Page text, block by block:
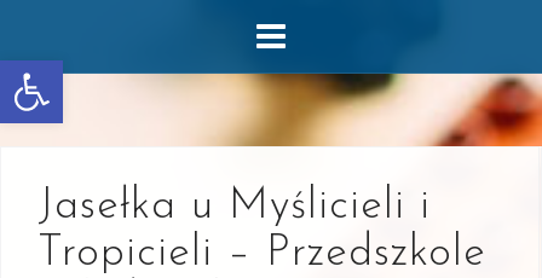
Otwórz pasek narzędzi
content
Jasełka u Myślicieli i
Tropicieli – Przedszkole